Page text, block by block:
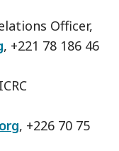
Officer,
, +221 78 186 46
, +226 70 75